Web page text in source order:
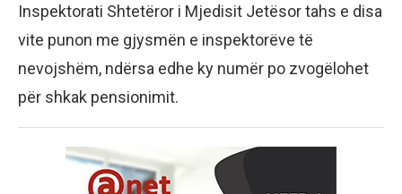
Inspektorati Shtetëror i Mjedisit Jetësor tahs e disa
vite punon me gjysmën e inspektorëve të
nevojshëm, ndërsa edhe ky numër po zvogëlohet
për shkak pensionimit.